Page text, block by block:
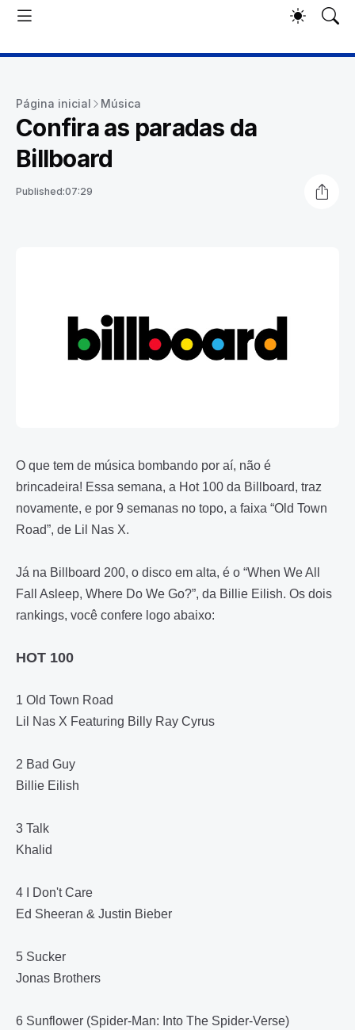
Página inicial Música
Confira as paradas da
Billboard
Published:07:29
O que tem de música bombando por aí, não é
brincadeira! Essa semana, a Hot 100 da Billboard, traz
novamente, e por 9 semanas no topo, a faixa “Old Town
Road”, de Lil Nas X.
Já na Billboard 200, o disco em alta, é o “When We All
Fall Asleep, Where Do We Go?”, da Billie Eilish. Os dois
rankings, você confere logo abaixo:
HOT 100
1 Old Town Road
Lil Nas X Featuring Billy Ray Cyrus
2 Bad Guy
Billie Eilish
3 Talk
Khalid
4 I Don't Care
Ed Sheeran & Justin Bieber
5 Sucker
Jonas Brothers
6 Sunflower (Spider-Man: Into The Spider-Verse)